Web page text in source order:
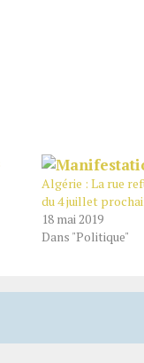
Algérie : La rue
du 4 juillet
18 mai 2019
Dans "Politique"